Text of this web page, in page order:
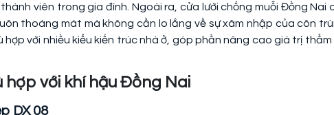
viên trong gia đình. Ngoài ra, cửa lưới chống muỗi Đồng Nai
thoáng mát mà không cần lo lắng về sự xâm nhập của côn
với nhiều kiểu kiến trúc nhà ở, góp phần nâng cao giá trị thẩm
hợp với khí hậu Đồng Nai
DX 08